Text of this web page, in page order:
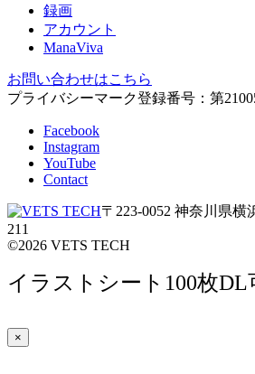
録画
アカウント
ManaViva
お問い合わせはこちら
プライバシーマーク登録番号：第
Facebook
Instagram
YouTube
Contact
〒223-0052 神奈川県横
211
©2026 VETS TECH
イラストシート100枚DL
×